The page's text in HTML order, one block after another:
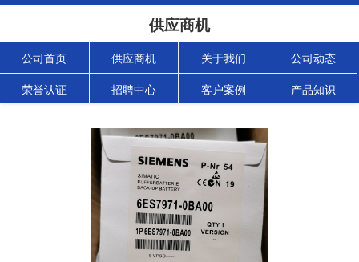
供应商机
公司首页 供应商机 关于我们 公司动态
荣誉认证 招聘中心 客户案例 产品知识